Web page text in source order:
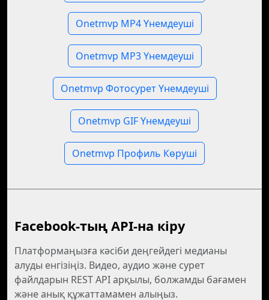
Onetmvp MP4 Үнемдеуші
Onetmvp MP3 Үнемдеуші
Onetmvp Фотосурет Үнемдеуші
Onetmvp GIF Үнемдеуші
Onetmvp Профиль Көруші
Facebook-тың API-на кіру
Платформаңызға кәсіби деңгейдегі медианы
алуды енгізіңіз. Видео, аудио және сурет
файлдарын REST API арқылы, болжамды бағамен
және анық құжаттамамен алыңыз.